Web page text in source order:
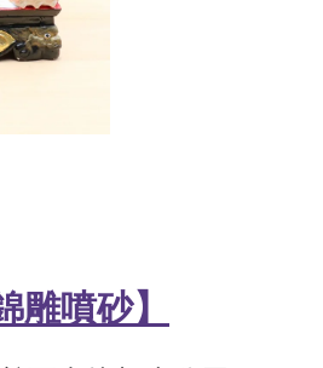
雕噴砂】